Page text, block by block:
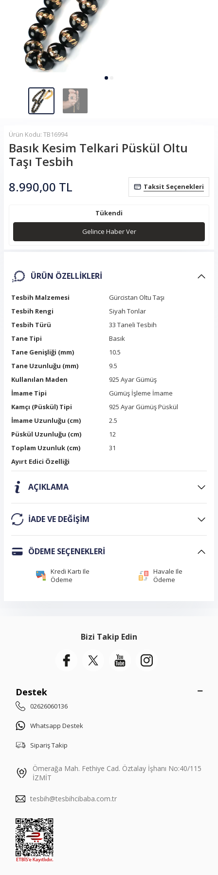
Ürün Kodu: TB16994
Basık Kesim Telkari Püskül Oltu
Taşı Tesbih
8.990,00 TL Taksit Seçenekleri
Tükendi
Gelince Haber Ver
ÜRÜN ÖZELLIKLERI
Tesbih Malzemesi
Gürcistan Oltu Taşı
Tesbih Rengi
Siyah Tonlar
Tesbih Türü
33 Taneli Tesbih
Tane Tipi
Basık
Tane Genişliği (mm)
10.5
Tane Uzunluğu (mm)
9.5
Kullanılan Maden
925 Ayar Gümüş
İmame Tipi
Gümüş İşleme İmame
Kamçı (Püskül) Tipi
925 Ayar Gümüş Püskül
İmame Uzunluğu (cm)
2.5
Püskül Uzunluğu (cm)
12
Toplam Uzunluk (cm)
31
Ayırt Edici Özelliği
AÇIKLAMA
IADE VE DEĞIŞIM
ÖDEME SEÇENEKLERI
Kredi Kartı Ile
Ödeme
Havale Ile
Ödeme
Bizi Takip Edin
Destek
02626060136
Whatsapp Destek
Sipariş Takip
Ömerağa Mah. Fethiye Cad. Öztalay İşhanı No:40/115
İZMİT
tesbih@tesbihcibaba.com.tr